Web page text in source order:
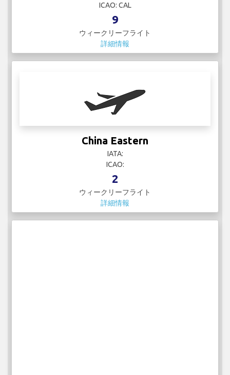
ICAO: CAL
9
ウィークリーフライト
詳細情報
China Eastern
IATA:
ICAO:
2
ウィークリーフライト
詳細情報